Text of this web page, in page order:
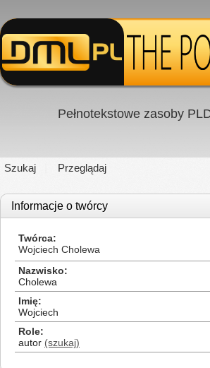
Pełnotekstowe zasoby
Szukaj Przeglądaj
Informacje o twórcy
Twórca
Wojciech Cholewa
Nazwisko
Cholewa
Imię
Wojciech
Role
autor (szukaj)